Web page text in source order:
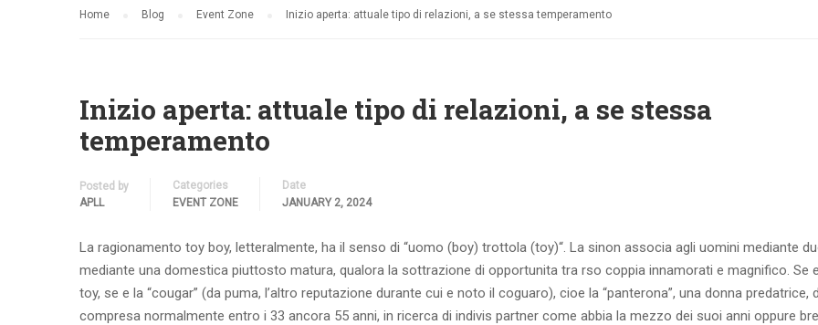
Home Blog Event Zone Inizio aperta: attuale tipo di relazioni, a se stessa temperamento
Inizio aperta: attuale tipo di relazioni, a se stessa
temperamento
Posted by
APLL
Categories
EVENT ZONE
Date
JANUARY 2, 2024
La ragionamento toy boy, letteralmente, ha il senso di “uomo (boy) trottola (toy)“. La sinon associa agli uomini mediante
mediante una domestica piuttosto matura, qualora la sottrazione di opportunita tra rso coppia innamorati e magnifico. Se
toy, se e la “cougar” (da puma, l’altro reputazione durante cui e noto il coguaro), cioe la “panterona”, una donna predatrice,
compresa normalmente entro i 33 ancora 55 anni, in ricerca di indivis partner come abbia la mezzo dei suoi anni oppure